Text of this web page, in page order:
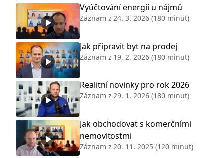
Vyúčtování energií u nájmů
Záznam z 24. 3. 2026 (180 minut)
Jak připravit byt na prodej
Záznam z 19. 2. 2026 (180 minut)
Realitní novinky pro rok 2026
Záznam z 29. 1. 2026 (180 minut)
Jak obchodovat s komerčními
nemovitostmi
Záznam z 20. 11. 2025 (120 minut)